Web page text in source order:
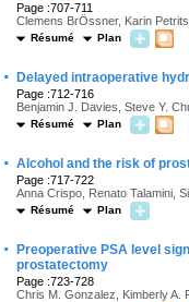
Page :707-711
Clemens BrÖssner, Karin
Résumé Plan
· Delayed intraoperative
Page :712-716
Benjamin J. Davies, Steve Y.
Résumé Plan
· Alcohol and the risk of
Page :717-722
Anna Crispo, Renato Talamini,
Résumé Plan
·
Preoperative PSA level
prostatectomy
Page :723-728
Chris M. Gonzalez, Kimberly A.